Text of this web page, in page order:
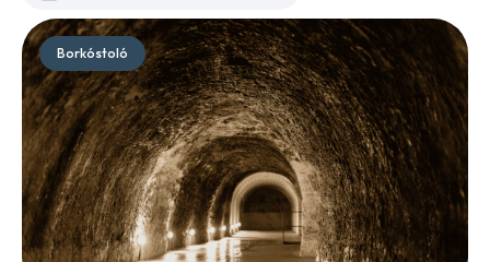
Borkóstoló